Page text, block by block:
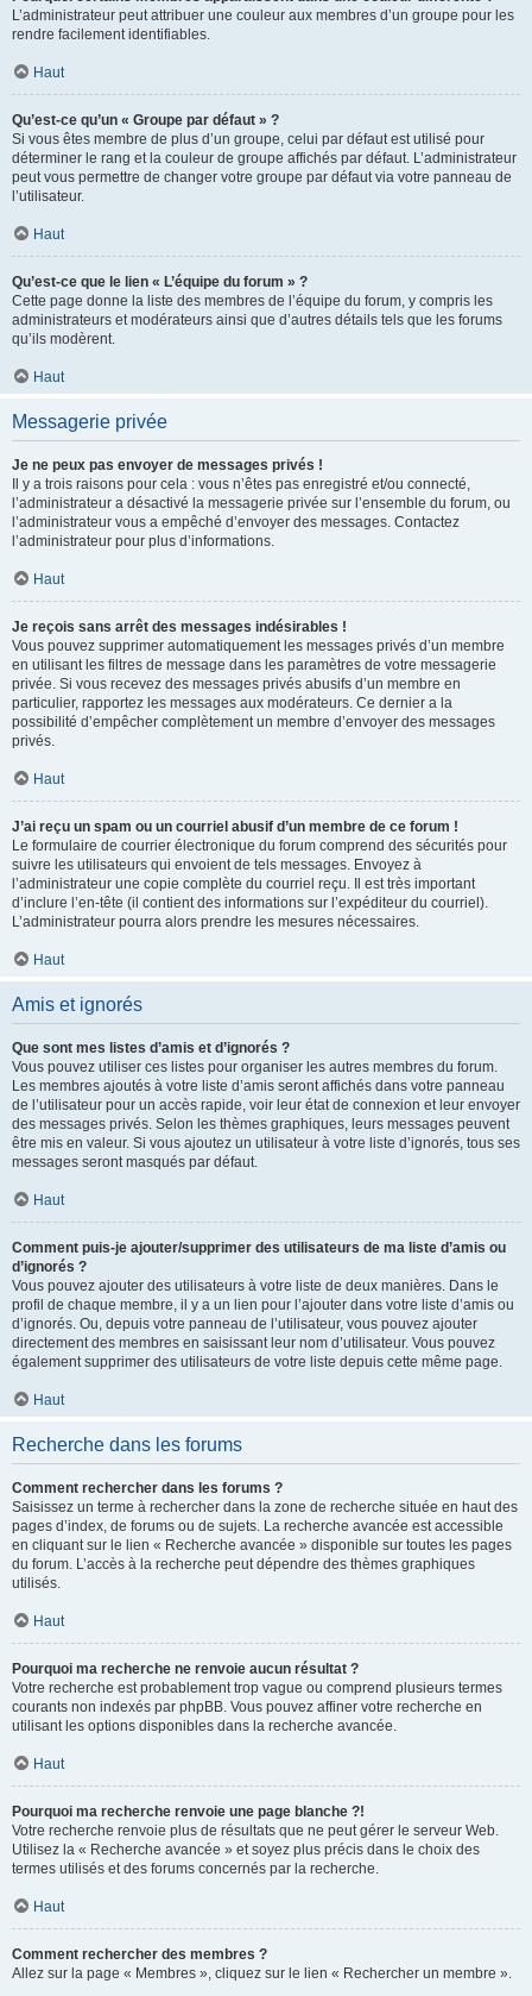
L’administrateur peut attribuer une couleur aux membres d’un groupe pour les
rendre facilement identifiables.
Haut
Qu’est-ce qu’un « Groupe par défaut » ?
Si vous êtes membre de plus d’un groupe, celui par défaut est utilisé pour
déterminer le rang et la couleur de groupe affichés par défaut. L’administrateur
peut vous permettre de changer votre groupe par défaut via votre panneau de
l’utilisateur.
Haut
Qu’est-ce que le lien « L’équipe du forum » ?
Cette page donne la liste des membres de l’équipe du forum, y compris les
administrateurs et modérateurs ainsi que d’autres détails tels que les forums
qu’ils modèrent.
Haut
Messagerie privée
Je ne peux pas envoyer de messages privés !
Il y a trois raisons pour cela : vous n’êtes pas enregistré et/ou connecté,
l’administrateur a désactivé la messagerie privée sur l’ensemble du forum, ou
l’administrateur vous a empêché d’envoyer des messages. Contactez
l’administrateur pour plus d’informations.
Haut
Je reçois sans arrêt des messages indésirables !
Vous pouvez supprimer automatiquement les messages privés d’un membre
en utilisant les filtres de message dans les paramètres de votre messagerie
privée. Si vous recevez des messages privés abusifs d’un membre en
particulier, rapportez les messages aux modérateurs. Ce dernier a la
possibilité d’empêcher complètement un membre d’envoyer des messages
privés.
Haut
J’ai reçu un spam ou un courriel abusif d’un membre de ce forum !
Le formulaire de courrier électronique du forum comprend des sécurités pour
suivre les utilisateurs qui envoient de tels messages. Envoyez à
l’administrateur une copie complète du courriel reçu. Il est très important
d’inclure l’en-tête (il contient des informations sur l’expéditeur du courriel).
L’administrateur pourra alors prendre les mesures nécessaires.
Haut
Amis et ignorés
Que sont mes listes d’amis et d’ignorés ?
Vous pouvez utiliser ces listes pour organiser les autres membres du forum.
Les membres ajoutés à votre liste d’amis seront affichés dans votre panneau
de l’utilisateur pour un accès rapide, voir leur état de connexion et leur envoyer
des messages privés. Selon les thèmes graphiques, leurs messages peuvent
être mis en valeur. Si vous ajoutez un utilisateur à votre liste d’ignorés, tous ses
messages seront masqués par défaut.
Haut
Comment puis-je ajouter/supprimer des utilisateurs de ma liste d’amis ou
d’ignorés ?
Vous pouvez ajouter des utilisateurs à votre liste de deux manières. Dans le
profil de chaque membre, il y a un lien pour l’ajouter dans votre liste d’amis ou
d’ignorés. Ou, depuis votre panneau de l’utilisateur, vous pouvez ajouter
directement des membres en saisissant leur nom d’utilisateur. Vous pouvez
également supprimer des utilisateurs de votre liste depuis cette même page.
Haut
Recherche dans les forums
Comment rechercher dans les forums ?
Saisissez un terme à rechercher dans la zone de recherche située en haut des
pages d’index, de forums ou de sujets. La recherche avancée est accessible
en cliquant sur le lien « Recherche avancée » disponible sur toutes les pages
du forum. L’accès à la recherche peut dépendre des thèmes graphiques
utilisés.
Haut
Pourquoi ma recherche ne renvoie aucun résultat ?
Votre recherche est probablement trop vague ou comprend plusieurs termes
courants non indexés par phpBB. Vous pouvez affiner votre recherche en
utilisant les options disponibles dans la recherche avancée.
Haut
Pourquoi ma recherche renvoie une page blanche ?!
Votre recherche renvoie plus de résultats que ne peut gérer le serveur Web.
Utilisez la « Recherche avancée » et soyez plus précis dans le choix des
termes utilisés et des forums concernés par la recherche.
Haut
Comment rechercher des membres ?
Allez sur la page « Membres », cliquez sur le lien « Rechercher un membre ».